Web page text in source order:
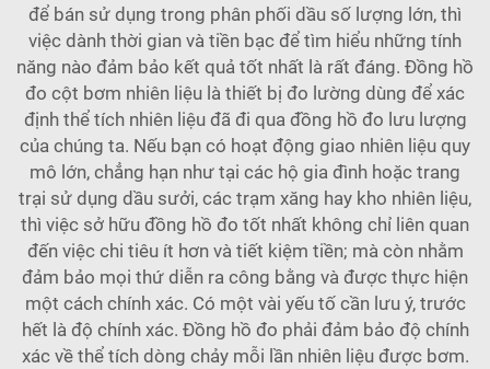
để bán sử dụng trong phân phối dầu số lượng lớn, thì
việc dành thời gian và tiền bạc để tìm hiểu những tính
năng nào đảm bảo kết quả tốt nhất là rất đáng. Đồng hồ
đo cột bơm nhiên liệu là thiết bị đo lường dùng để xác
định thể tích nhiên liệu đã đi qua đồng hồ đo lưu lượng
của chúng ta. Nếu bạn có hoạt động giao nhiên liệu quy
mô lớn, chẳng hạn như tại các hộ gia đình hoặc trang
trại sử dụng dầu sưởi, các trạm xăng hay kho nhiên liệu,
thì việc sở hữu đồng hồ đo tốt nhất không chỉ liên quan
đến việc chi tiêu ít hơn và tiết kiệm tiền; mà còn nhằm
đảm bảo mọi thứ diễn ra công bằng và được thực hiện
một cách chính xác. Có một vài yếu tố cần lưu ý, trước
hết là độ chính xác. Đồng hồ đo phải đảm bảo độ chính
xác về thể tích dòng chảy mỗi lần nhiên liệu được bơm.